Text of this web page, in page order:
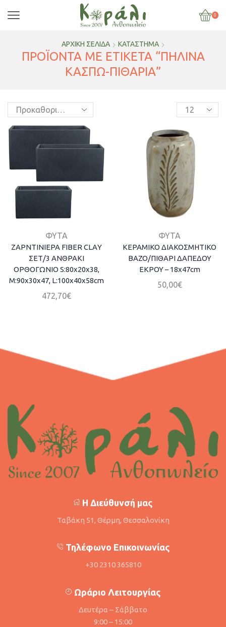
0
ΑΡΧΙΚΉ ΣΕΛΊΔΑ ΚΑΤΆΣΤΗΜΑ
ΠΡΟΪΌΝΤΑ ΜΕ ΕΤΙΚΈΤΑ “ΠΗΛΙΝΑ
ΚΑΣΠΩ-ΠΙΘΑΡΙΑ”
ΦΥΤΑ
ΖΑΡΝΤΙΝΙΕΡΑ FIBER CLAΥ
ΣΕΤ/3 ΑΝΘΡΑΚΙ
ΟΡΘΟΓΩΝΙΟ S:80x20x38,
M:90x30x47, L:100x40x58cm
472,70€
ΦΥΤΑ
ΚΕΡΑΜΙΚΟ ΔΙΑΚΟΣΜΗΤΙΚΟ
ΒΑΖΟ/ΠΙΘΑΡΙ ΔΑΠΕΔΟΥ
ΕΚΡΟΥ – 18x47cm
50,00€
Η Διεύθυνσή μας
Ταβάκη 51, Θέρμη, Θεσσαλονίκη
Τηλέφωνο Επικοινωνίας
+30 2310 365810
Ωράριο Λειτουργίας
Δευτέρα – Σάββατο
9:00 – 15:00